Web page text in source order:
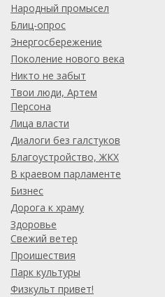
Народный промысел
Блиц-опрос
Энергосбережение
Поколение нового века
Никто не забыт
Твои люди, Артем
Персона
Лица власти
Диалоги без галстуков
Благоустройство, ЖКХ
В краевом парламенте
Бизнес
Дорога к храму
Здоровье
Свежий ветер
Проишествия
Парк культуры
Физкульт привет!